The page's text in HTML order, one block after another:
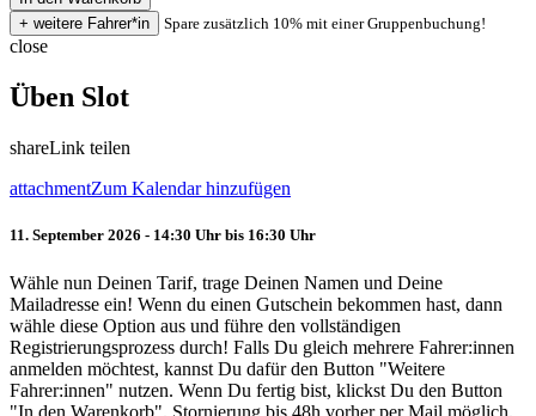
Spare zusätzlich 10% mit einer Gruppenbuchung!
close
Üben Slot
shareLink teilen
attachmentZum Kalendar hinzufügen
11. September 2026 - 14:30 Uhr bis 16:30 Uhr
Wähle nun Deinen Tarif, trage Deinen Namen und Deine
Mailadresse ein! Wenn du einen Gutschein bekommen hast, dann
wähle diese Option aus und führe den vollständigen
Registrierungsprozess durch! Falls Du gleich mehrere Fahrer:innen
anmelden möchtest, kannst Du dafür den Button "Weitere
Fahrer:innen" nutzen. Wenn Du fertig bist, klickst Du den Button
"In den Warenkorb". Stornierung bis 48h vorher per Mail möglich.